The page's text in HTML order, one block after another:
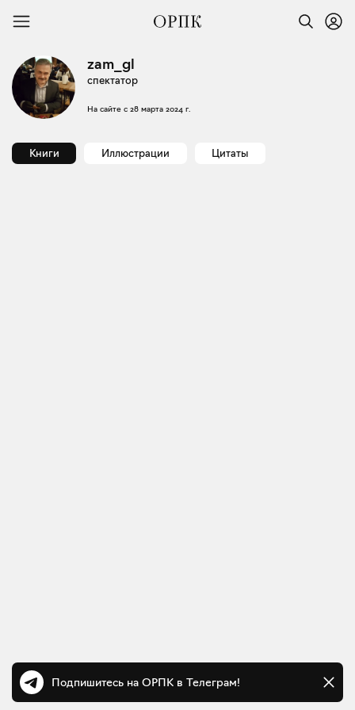
zam_gl
спектатор
На сайте с 28 марта 2024 г.
Книги Иллюстрации Цитаты
Подпишитесь на ОРПК в Телеграм!